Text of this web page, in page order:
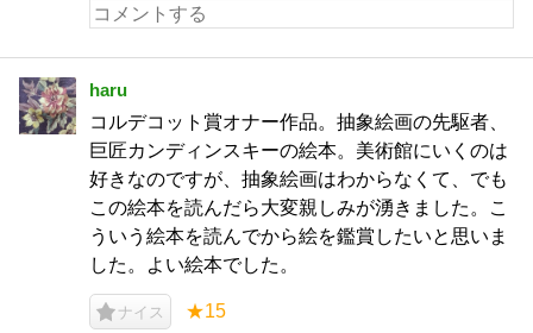
haru
コルデコット賞オナー作品。抽象絵画の先駆者、
巨匠カンディンスキーの絵本。美術館にいくのは
好きなのですが、抽象絵画はわからなくて、でも
この絵本を読んだら大変親しみが湧きました。こ
ういう絵本を読んでから絵を鑑賞したいと思いま
した。よい絵本でした。
ナイス ★15